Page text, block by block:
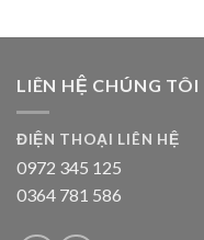
LIÊN HỆ CHÚNG TÔI
ĐIỆN THOẠI LIÊN HỆ
0972 345 125
0364 781 586